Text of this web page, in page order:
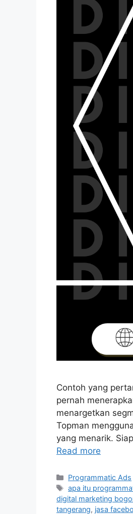
Contoh yang
pernah
menargetkan
Topman
yang menarik.
Read more
Programmatic Ads
apa itu
digital marketing
tangerang, jasa